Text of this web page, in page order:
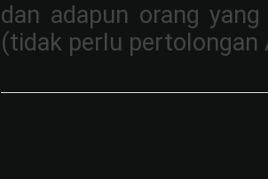
dan adapun orang
(tidak perlu pertolongan